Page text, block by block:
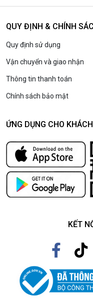
QUY ĐỊNH & CHÍNH
Quy định sử dụng
Vận chuyển và giao nhận
Thông tin thanh toán
Chính sách bảo mật
ỨNG DỤNG CHO
KẾT